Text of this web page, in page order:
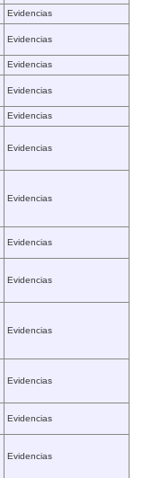
Evidencias
Evidencias
Evidencias
Evidencias
Evidencias
Evidencias
Evidencias
Evidencias
Evidencias
Evidencias
Evidencias
Evidencias
Evidencias